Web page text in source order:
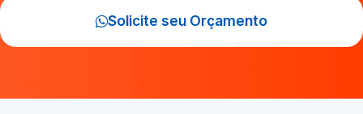
Solicite seu Orçamento